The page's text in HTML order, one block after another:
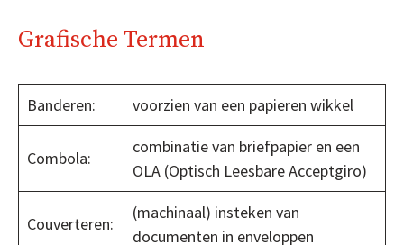
Grafische Termen
Banderen: voorzien van een papieren wikkel
Combola:
combinatie van briefpapier en een
OLA (Optisch Leesbare Acceptgiro)
Couverteren:
(machinaal) insteken van
documenten in enveloppen